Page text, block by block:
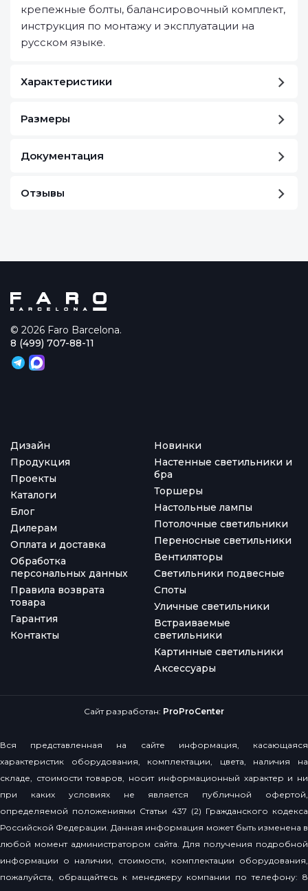
крепежные болты, балансировочный комплект,
инструкция по монтажу и эксплуатации на
русском языке.
Характеристики
Размеры
Документация
Отзывы
© 2026 Faro Barcelona.
Дизайн
Продукция
Проекты
Каталоги
Блог
Дилерам
Оплата и доставка
Обработка
персональных данных
Правила возврата
товара
Гарантия
Контакты
Новинки
Настенные светильники и
бра
Торшеры
Настольные лампы
Потолочные светильники
Переносные светильники
Вентиляторы
Светильники подвесные
Споты
Уличные светильники
Встраиваемые
светильники
Картинные светильники
Аксессуары
8 (499) 707-88-11
Сайт разработан: ProProCenter
Вся представленная на сайте информация, касающаяся
характеристик оборудования, комплектации, цвета, наличия на
складе, стоимости товаров, носит информационный характер и ни
при каких условиях не является публичной офертой,
определяемой положениями Статьи 437 (2) Гражданского кодекса
Российской Федерации. Данная информация может быть изменена в
любой момент администратором сайта. Для получения подробной
информации о наличии, стоимости, комплектации оборудования,
пожалуйста, обращайтесь к менеджеру компании по телефону: 8